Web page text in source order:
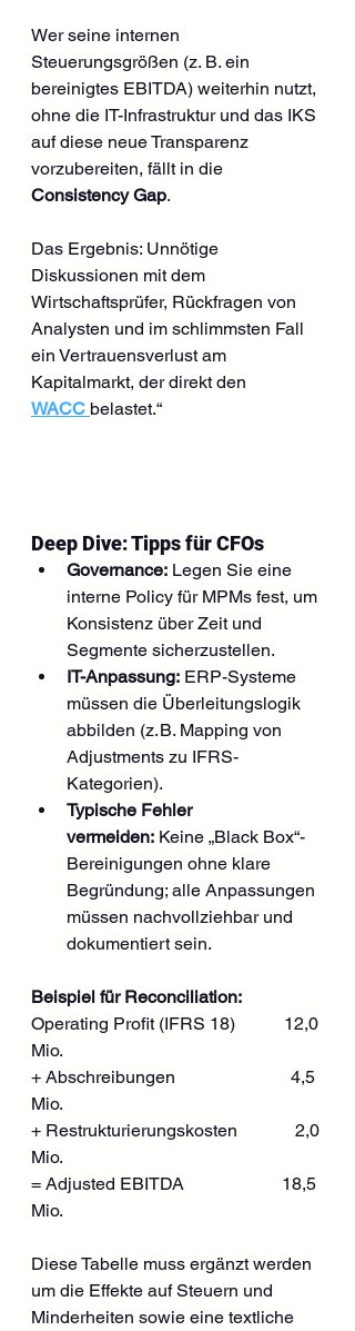
Wer seine internen
Steuerungsgrößen (z. B. ein
bereinigtes EBITDA) weiterhin nutzt,
ohne die IT-Infrastruktur und das IKS
auf diese neue Transparenz
vorzubereiten, fällt in die
Consistency Gap.
Das Ergebnis: Unnötige
Diskussionen mit dem
Wirtschaftsprüfer, Rückfragen von
Analysten und im schlimmsten Fall
ein Vertrauensverlust am
Kapitalmarkt, der direkt den
WACC belastet.“
Deep Dive: Tipps für CFOs
Governance: Legen Sie eine
interne Policy für MPMs fest, um
Konsistenz über Zeit und
Segmente sicherzustellen.
IT-Anpassung: ERP-Systeme
müssen die Überleitungslogik
abbilden (z. B. Mapping von
Adjustments zu IFRS-
Kategorien).
Typische Fehler
vermeiden: Keine „Black Box“-
Bereinigungen ohne klare
Begründung; alle Anpassungen
müssen nachvollziehbar und
dokumentiert sein.
Beispiel für Reconciliation:
Operating Profit (IFRS 18)           12,0
Mio.
+ Abschreibungen                          4,5
Mio.
+ Restrukturierungskosten             2,0
Mio.
= Adjusted EBITDA                      18,5
Mio.
Diese Tabelle muss ergänzt werden
um die Effekte auf Steuern und
Minderheiten sowie eine textliche